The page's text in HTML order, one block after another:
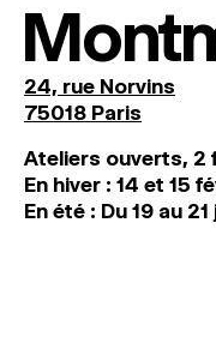
24, rue Norvins
75018 Paris
Ateliers ouverts, 2
En hiver : 14 et 15
En été : Du 19 au